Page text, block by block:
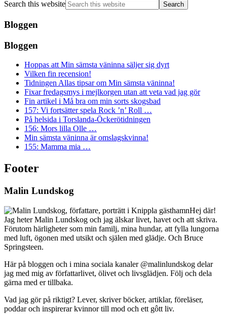
Search this website
Bloggen
Bloggen
Hoppas att Min sämsta väninna säljer sig dyrt
Vilken fin recension!
Tidningen Allas tipsar om Min sämsta väninna!
Fixar fredagsmys i mejlkorgen utan att veta vad jag gör
Fin artikel i Må bra om min sorts skogsbad
157: Vi fortsätter spela Rock ’n’ Roll …
På helsida i Torslanda-Öckerötidningen
156: Mors lilla Olle …
Min sämsta väninna är omslagskvinna!
155: Mamma mia …
Footer
Malin Lundskog
Hej där!
Jag heter Malin Lundskog och jag älskar livet, havet och att skriva.
Förutom härligheter som min familj, mina hundar, att fylla lungorna
med luft, ögonen med utsikt och själen med glädje. Och Bruce
Springsteen.
Här på bloggen och i mina sociala kanaler @malinlundskog delar
jag med mig av författarlivet, ölivet och livsglädjen. Följ och dela
gärna med er tillbaka.
Vad jag gör på riktigt? Lever, skriver böcker, artiklar, föreläser,
poddar och inspirerar kvinnor till mod och ett gôtt liv.